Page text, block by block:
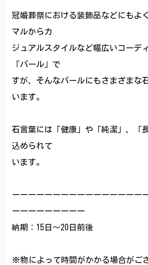
冠婚葬祭における装飾品などにもよ
マルからカ
ジュアルスタイルなど幅広いコーデ
「パール」で
すが、そんなパールにもさまざまな
います。
石言葉には「健康」や「純潔」、「
込められて
います。
ーーーーーーーーーーーーーーーー
ーーーーーーーーー
納期：15日〜20日前後
※物によって時間がかかる場合がご